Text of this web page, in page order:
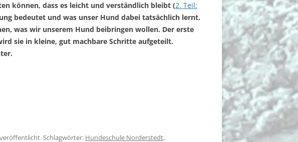
können, dass es leicht und verständlich bleibt (2. Teil:
bedeutet und was unser Hund dabei tatsächlich lernt.
was wir unserem Hund beibringen wollen. Der erste
sie in kleine, gut machbare Schritte aufgeteilt.
veröffentlicht. Schlagwörter: Hundeschule Norderstedt,